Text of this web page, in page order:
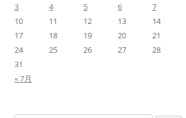
3
4 5 6 7
10
11 12 13 14
17
18 19 20 21
24
25 26 27 28
31
« 7月